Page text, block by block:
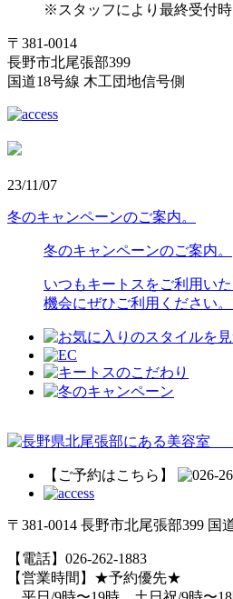
※スタッフにより最終受付時
〒381-0014
長野市北尾張部399
国道18号線 木工団地信号側
23/11/07
冬のキャンペーンのご案内。
冬のキャンペーンのご案内。
いつもキートスをご利用い
機会にぜひご利用ください
【ご予約はこちら】
〒381-0014 長野市北尾張部399 国
【電話】026-262-1883
【営業時間】★予約優先★